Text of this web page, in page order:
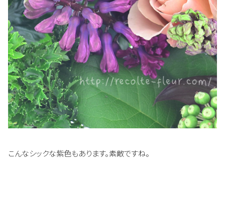
こんなシックな紫色もあります。素敵ですね。